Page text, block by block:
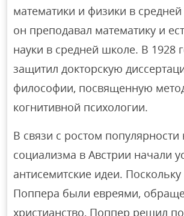
математики и физики в
он преподавал математику и
науки в средней школе. В 1928
защитил докторскую
философии, посвященную
когнитивной психологии.
В связи с ростом популярности
социализма в Австрии начали
антисемитские идеи.
Поппера были евреями,
христианство, Поппер решил